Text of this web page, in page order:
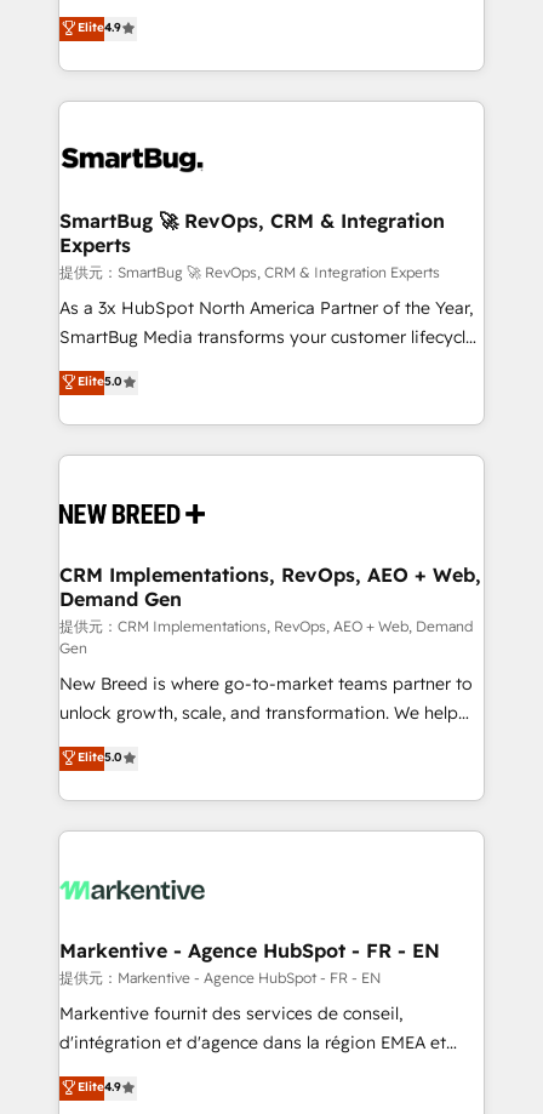
run your revenue process. Sales, marketing, and
service wired together. ➤ AI and Integrations: Layer
tune-ups, feature rollouts, adoption coaching. Buying
HubSpot, switching to it, or reviving a stale portal?
We are built for the work.
ティブ・エージェンシーとして、HubSpot Eliteの実装
力で顧客フロント業務を再設計します。 💡 100inc は何
をする会社か？ HubSpotを共通基盤に、AIエージェン
トを組み込んだ顧客フロント業務（マーケティング・営
ィブ・エージェンシーです。事業部・グループ会社・部
を、CRMを軸とした全社共通基盤に再構築します。意
思決定者・PMO・現場担当者に並走します。 1️⃣
HubSpot導入・活用支援 顧客データの一元化から、
GTMの見える化・自動化まで。全Hub統合運用、デー
タ品質設計、グループ横断のCRM統合に対応します。
の一部をAIが自律実行する組織への移行を設計・実装。
Breeze・Claude等をHubSpotと連携させ、役割定義・
革を、構想から実装・定着までPMOとして主導。「設
の統合・浸透・変革管理を実行します。 ▸ CMS戦略設
計・構築：リード獲得・CVR・SEOを前提にした情報設
計・導線設計・テンプレート設計をContent Hubで一体
提供。 ▸ 既存CRM・MAからの移行支援：Salesforce・
Marketo・Pardot等からの移行、カスタム設計、履歴
データ移行と活用設計まで。 ▸ AEO対応：ChatGPT・
ンツとサイト構造を最適化。 🏆 なぜ100incを選ぶの
か？ ✓ HubSpot Eliteパートナー認定 ✓ HubSpotアワ
ード受賞・HUGリーダー ✓ ISO27001:2022 /
HubSpot大百科 出版 CRM・AI活用に関するご相談、現
せください。
Elite4.9
SmartBug 🚀 RevOps, CRM & Integration
Experts
提供元：SmartBug 🚀 RevOps, CRM & Integration Experts
As a 3x HubSpot North America Partner of the Year,
SmartBug Media transforms your customer lifecycle
into a revenue engine. Our unified ecosystem
includes specialized divisions Globalia (AI &
Software) and Point Success Media (Paid Media),
making this the official home for all three brands. 🔄
and system integrations powered by Globalia’s
trainers to drive platform adoption. 📈 Revenue
Generation - Full-funnel marketing and high-
performance advertising via Point Success Media. -
Expert deployment of Breeze AI and custom agents
to automate growth. 🏆 Elite Excellence - 8 platform
accreditations and deep HIPAA-compliance
expertise. - A team of 250+ experts dedicated to
your resilient growth.
Elite5.0
CRM Implementations, RevOps, AEO + Web,
Demand Gen
提供元：CRM Implementations, RevOps, AEO + Web, Demand
Gen
New Breed is where go-to-market teams partner to
unlock growth, scale, and transformation. We help
companies activate HubSpot’s AI-powered
customer platform and operationalize HubSpot’s
Loop Marketing framework through expert-led
services, smart agents, and purpose-built apps,
results, fast. ⚙️CRM & RevOps: Align all Hubs to your
🎯Demand Gen & ABM: Drive pipeline with inbound,
ABM, AEO, SEO, & paid media. 👩‍💻Web Design:
Build high-performing websites with UX, messaging,
& conversion strategy that drive results. 🤖AI
AI, & maximize AEO with tailored AI services. 🧩
Elite5.0
Markentive - Agence HubSpot - FR - EN
提供元：Markentive - Agence HubSpot - FR - EN
Markentive fournit des services de conseil,
d'intégration et d'agence dans la région EMEA et
North America. Avec plus de 115 experts en
marketing automation, Growth, Revops, CRM et
Elite4.9